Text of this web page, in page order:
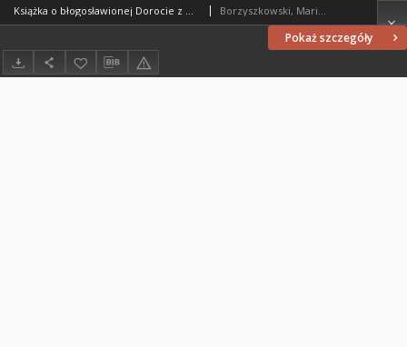
Pokaż szczegóły
Książka o błogosławionej Dorocie z Mątowów : [recenzja] Borzyszkowski, Marian (1936-2001)